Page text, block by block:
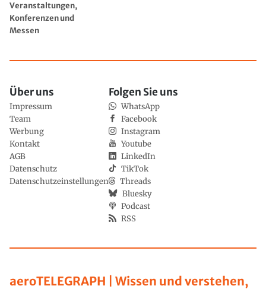
Veranstaltungen,
Konferenzen und
Messen
aeroTELEGRAPH | Wissen und verstehen,
Über uns
Impressum
Team
Werbung
Kontakt
AGB
Datenschutz
Datenschutzeinstellungen
Folgen Sie uns
WhatsApp
Facebook
Instagram
Youtube
LinkedIn
TikTok
Threads
Bluesky
Podcast
RSS